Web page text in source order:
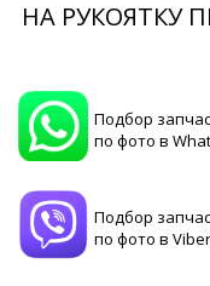
НА РУКОЯТКУ
Подбор
по фото в
Подбор
по фото в Viber